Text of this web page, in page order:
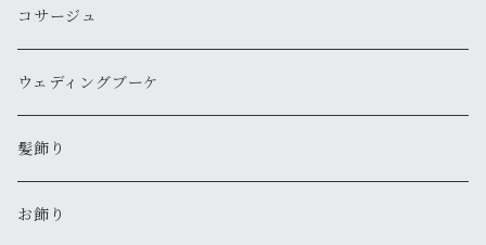
コサージュ
ウェディングブーケ
髪飾り
お飾り